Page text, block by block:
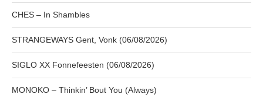
CHES – In Shambles
STRANGEWAYS Gent, Vonk (06/08/2026)
SIGLO XX Fonnefeesten (06/08/2026)
MONOKO – Thinkin’ Bout You (Always)